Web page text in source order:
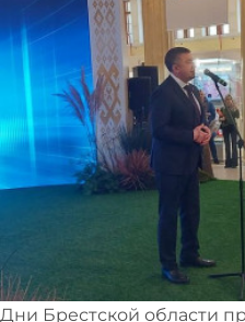
Дни Брестской области